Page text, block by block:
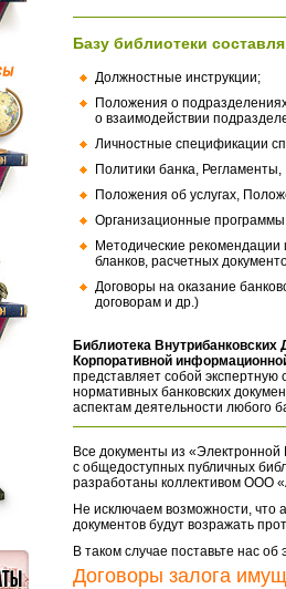
Базу библиотеки
Должностные инструкции;
Положения о
о взаимодействии
Личностные спецификации
Политики банка,
Положения об услугах,
Организационные
Методические
бланков, расчетных
Договоры на оказание
договорам и др.)
Библиотека
Корпоративной
представляет собой экспертную
нормативных банковских
аспектам деятельности любого
Все документы из «Электронной
с общедоступных публичных
разработаны коллективом ООО
Не исключаем возможности, что
документов будут возражать
В таком случае поставьте нас
Договоры залога